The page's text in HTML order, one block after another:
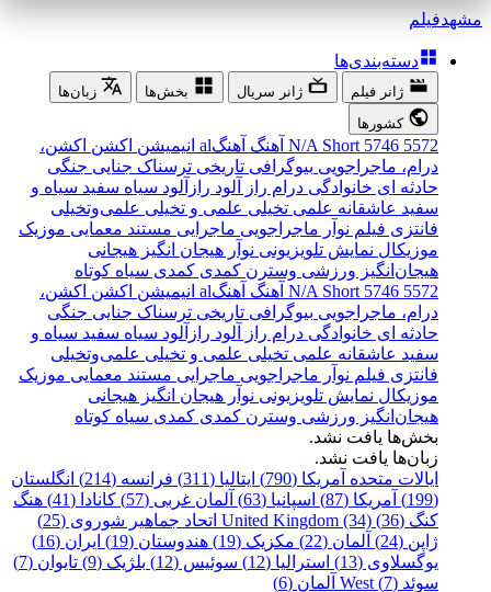
مشهدفیلم
دسته‌بندی‌ها
ژانر فیلم ژانر سریال بخش‌ها
زبان‌ها
کشورها
5572
5746
N/A Short آهنگ آهنگal انیمیشن اکشن اکشن،
درام، ماجراجویی بیوگرافی تاریخی ترسناک جنایی جنگی
حادثه ای خانوادگی درام راز آلود رازآلود سیاه سفید سیاه و
سفید عاشقانه علمی تخیلی علمی و تخیلی علمی‌و‌تخیلی
فانتزی فیلم نوآر ماجراجویی ماجرایی مستند معمایی موزیک
موزیکال نمایش تلویزیونی نوآر هیجان انگیز هیجانی
هیجان‌انگیز ورزشی وسترن کمدی کمدی سیاه کوتاه
5572
5746
N/A Short آهنگ آهنگal انیمیشن اکشن اکشن،
درام، ماجراجویی بیوگرافی تاریخی ترسناک جنایی جنگی
حادثه ای خانوادگی درام راز آلود رازآلود سیاه سفید سیاه و
سفید عاشقانه علمی تخیلی علمی و تخیلی علمی‌و‌تخیلی
فانتزی فیلم نوآر ماجراجویی ماجرایی مستند معمایی موزیک
موزیکال نمایش تلویزیونی نوآر هیجان انگیز هیجانی
هیجان‌انگیز ورزشی وسترن کمدی کمدی سیاه کوتاه
بخش‌ها یافت نشد.
زبان‌ها یافت نشد.
ایالات متحده آمریکا (790)
ایتالیا (311) فرانسه (214)
انگلستان
(199)
آمریکا (87) اسپانیا (63) آلمان غربی (57) کانادا (41)
هنگ
کنگ (36)
United Kingdom (34) اتحاد جماهیر شوروی (25)
ژاپن (24)
آلمان (22) مکزیک (19) هندوستان (19)
ایران (16)
یوگسلاوی (13)
استرالیا (12) سوئیس (12) بلژیک (9)
تایوان (7)
سوئد (7)
West آلمان (6)